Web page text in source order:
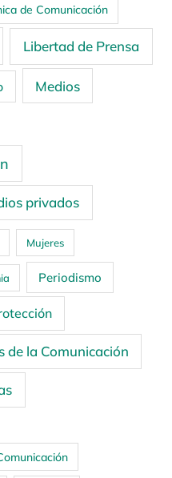
de Comunicación
Libertad de Prensa
Medios
privados
Mujeres
Periodismo
de la Comunicación